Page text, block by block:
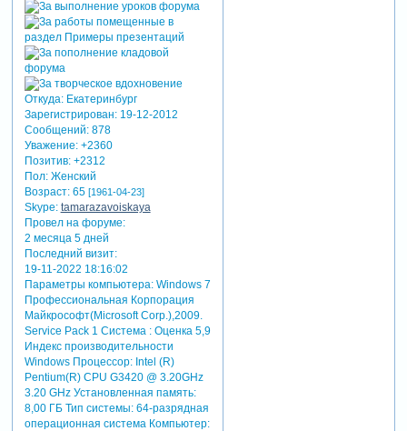
Откуда:Екатеринбург
Зарегистрирован: 19-12-2012
Сообщений:878
Уважение: +2360
Позитив: +2312
Пол:Женский
Возраст:65 [1961-04-23]
Skype: tamarazavoiskaya
Провел на форуме:
2 месяца 5 дней
Последний визит:
19-11-2022 18:16:02
Параметры компьютера:Windows 7
Профессиональная Корпорация
Майкрософт(Microsoft Corp.),2009.
Service Pack 1 Система : Оценка 5,9
Индекс производительности
Windows Процессор: Intel (R)
Pentium(R) CPU G3420 @ 3.20GHz
3.20 GHz Установленная память:
8,00 ГБ Тип системы: 64-разрядная
операционная система Компьютер: